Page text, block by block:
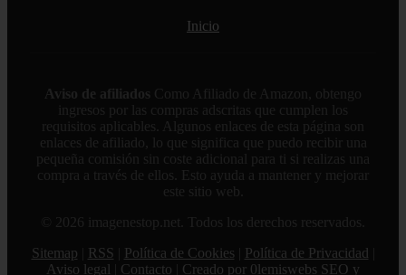
Inicio
Aviso de afiliados Como Afiliado de Amazon, obtengo
ingresos por las compras adscritas que cumplen los
requisitos aplicables. Algunos enlaces de esta página son
enlaces de afiliado, lo que significa que puedo recibir una
pequeña comisión sin coste adicional para ti si realizas una
compra a través de ellos. Esto ayuda a mantener y mejorar
este sitio web.
© 2026 imagenestop.net. Todos los derechos reservados.
Sitemap
RSS Política de Cookies Política de Privacidad
Aviso legal
Contacto Creado por 0lemiswebs SEO y